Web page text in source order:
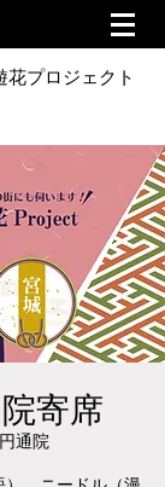
花プロジェクト
寄席
円通院